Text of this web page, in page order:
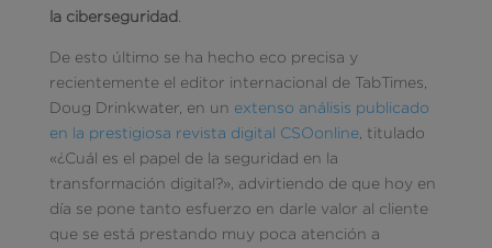
la ciberseguridad
De esto último se ha hecho eco precisa y
recientemente el editor internacional de TabTimes,
Doug Drinkwater, en un extenso análisis publicado
en la prestigiosa revista digital CSOonline, titulado
«¿Cuál es el papel de la seguridad en la
transformación digital?», advirtiendo de que hoy en
día se pone tanto esfuerzo en darle valor al cliente
que se está prestando muy poca atención a